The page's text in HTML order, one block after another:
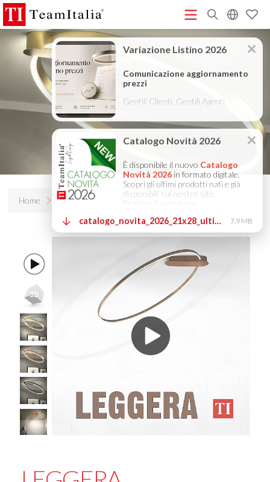
R
Listino Prezzi - 2026 (513K) Catalogo Novità 2026
DECORATIVE
CATALOGUE 2025(12M) TECHNICAL CATALOGUE 2025
COMPANY PROFILE ITA COMPANY PROFILE GB(3M) COMPANY
PROFILE DE
StarTeam 1 (introduzione)
(15M) ★Istruzioni Touch-Dim e Sincronizzazione (110K)
Home Prodotti Leggera